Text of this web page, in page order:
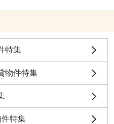
特集
物件特集
特集